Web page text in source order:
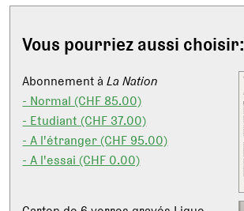
Vous pourriez aussi choisir:
Abonnement àLa Nation
- Normal (CHF 85.00)
- Etudiant (CHF 37.00)
- A l'étranger (CHF 95.00)
- A l'essai (CHF 0.00)